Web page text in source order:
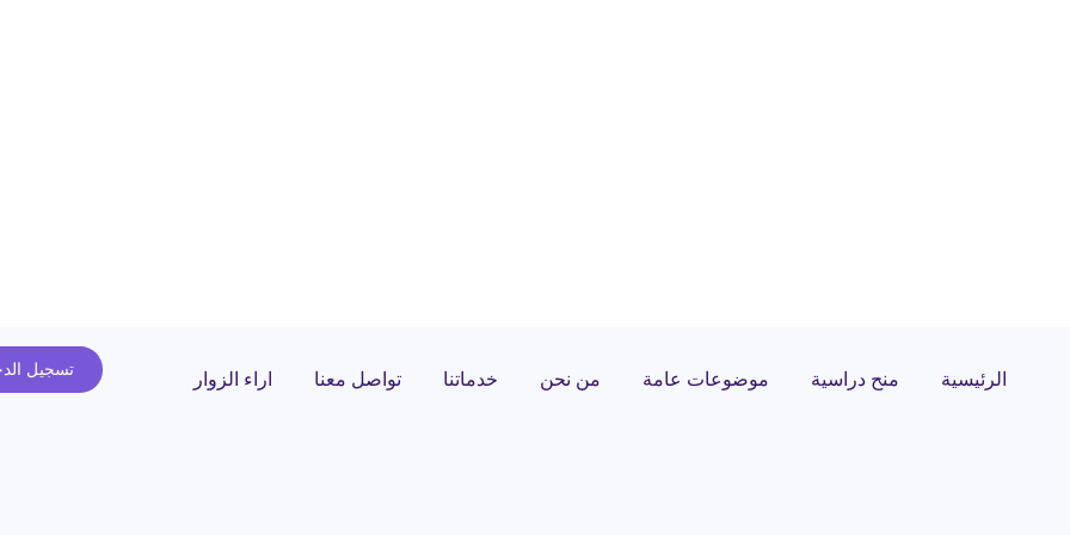
تسجيل الرئيسية منح دراسية موضوعات عامة من نحن خدماتنا تواصل معنا اراء الزوار